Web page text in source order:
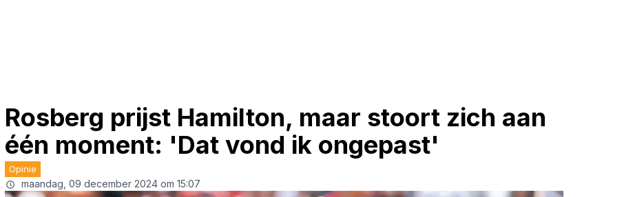
Rosberg prijst Hamilton, maar stoort zich aan
één moment: 'Dat vond ik ongepast'
Opinie
maandag, 09 december 2024 om 15:07